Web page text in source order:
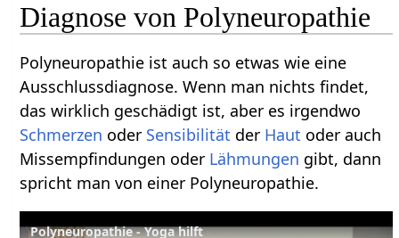
Diagnose von Polyneuropathie
Polyneuropathie ist auch so etwas wie eine
Ausschlussdiagnose. Wenn man nichts findet,
das wirklich geschädigt ist, aber es irgendwo
Schmerzen oder Sensibilität der Haut oder auch
Missempfindungen oder Lähmungen gibt, dann
spricht man von einer Polyneuropathie.
Polyneuropathie - Yoga hilft